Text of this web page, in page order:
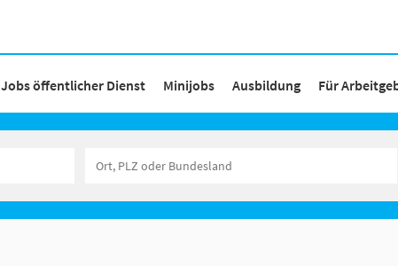
Jobs öffentlicher Dienst Minijobs Ausbildung Für